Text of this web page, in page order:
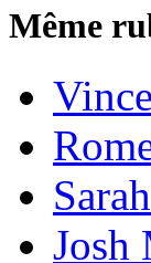
Même
Josh